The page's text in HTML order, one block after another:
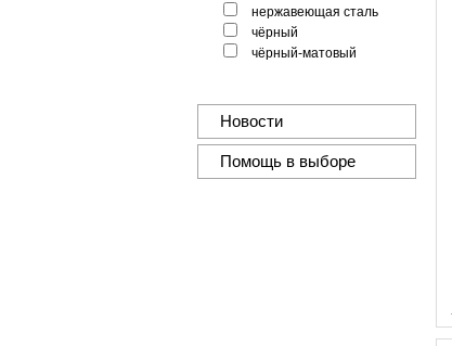
нержавеющая сталь
чёрный
чёрный-матовый
Новости
Помощь в выборе